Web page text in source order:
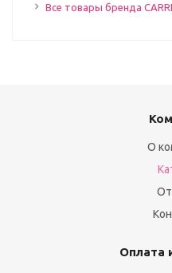
Все товары бренда
О
Оплата